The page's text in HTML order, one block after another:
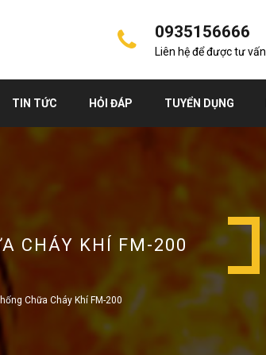
0935156666
Liên hệ để được tư vấn
TIN TỨC HỎI ĐÁP TUYỂN DỤNG
CHÁY KHÍ FM-200
Chữa Cháy Khí FM-200